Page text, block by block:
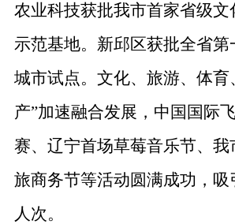
农业科技获批我市首家省级文
示范基地。新邱区获批全省第
城市试点。 文化、旅游、体育
产”加速融合发展，中国国际
赛、 辽宁首场草莓音乐节、我
旅商务节等活动圆满成功，吸
人次。